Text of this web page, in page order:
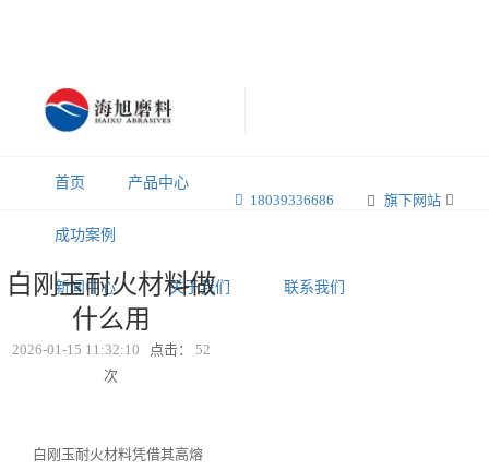
旗下网站
18039336686
首页 产品中心
成功案例
新闻中心 关于我们 联系我们
白刚玉耐火材料做
什么用
2026-01-15 11:32:10 点击： 52
次
白刚玉耐火材料凭借其高熔